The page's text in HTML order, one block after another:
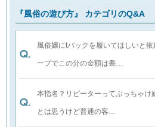
『風俗の遊び方』 カテゴリのQ&A
風俗嬢にtバックを履いてほしいと
ープでこの分の金額は書…
本指名？リピーターってぶっちゃけ
とは思うけど普通の客…